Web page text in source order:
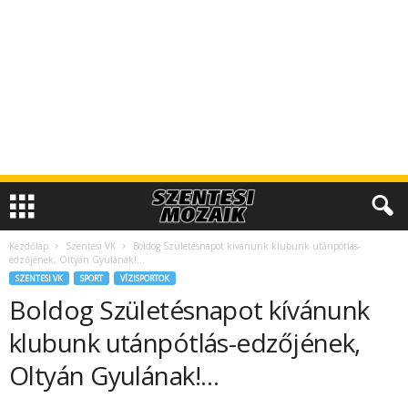
Kezdőlap Szentesi VK
Boldog Születésnapot kívánunk klubunk utánpótlás-
edzőjének, Oltyán Gyulának!…
SZENTESI VK SPORT VÍZISPORTOK
Boldog Születésnapot kívánunk
klubunk utánpótlás-edzőjének,
Oltyán Gyulának!…